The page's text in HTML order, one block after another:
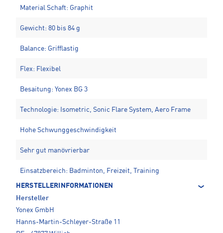
Material Schaft: Graphit
Gewicht: 80 bis 84 g
Balance: Grifflastig
Flex: Flexibel
Besaitung: Yonex BG 3
Technologie: Isometric, Sonic Flare System, Aero Frame
Hohe Schwunggeschwindigkeit
Sehr gut manövrierbar
Einsatzbereich: Badminton, Freizeit, Training
HERSTELLERINFORMATIONEN
Hersteller
Yonex GmbH
Hanns-Martin-Schleyer-Straße 11